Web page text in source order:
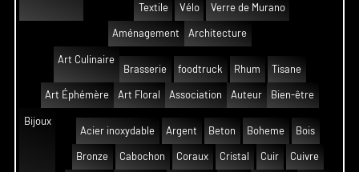
Textile Vélo Verre de Murano
Aménagement Architecture
Art Culinaire
Brasserie
foodtruck Rhum Tisane
Art Éphémère Art Floral Association Auteur Bien-être
Bijoux
Acier inoxydable
Argent Beton Boheme Bois
Bronze Cabochon Coraux Cristal Cuir Cuivre